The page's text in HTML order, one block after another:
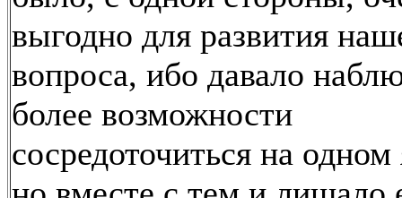
выгодно для развития
вопроса, ибо давало
более возможности
сосредоточиться на